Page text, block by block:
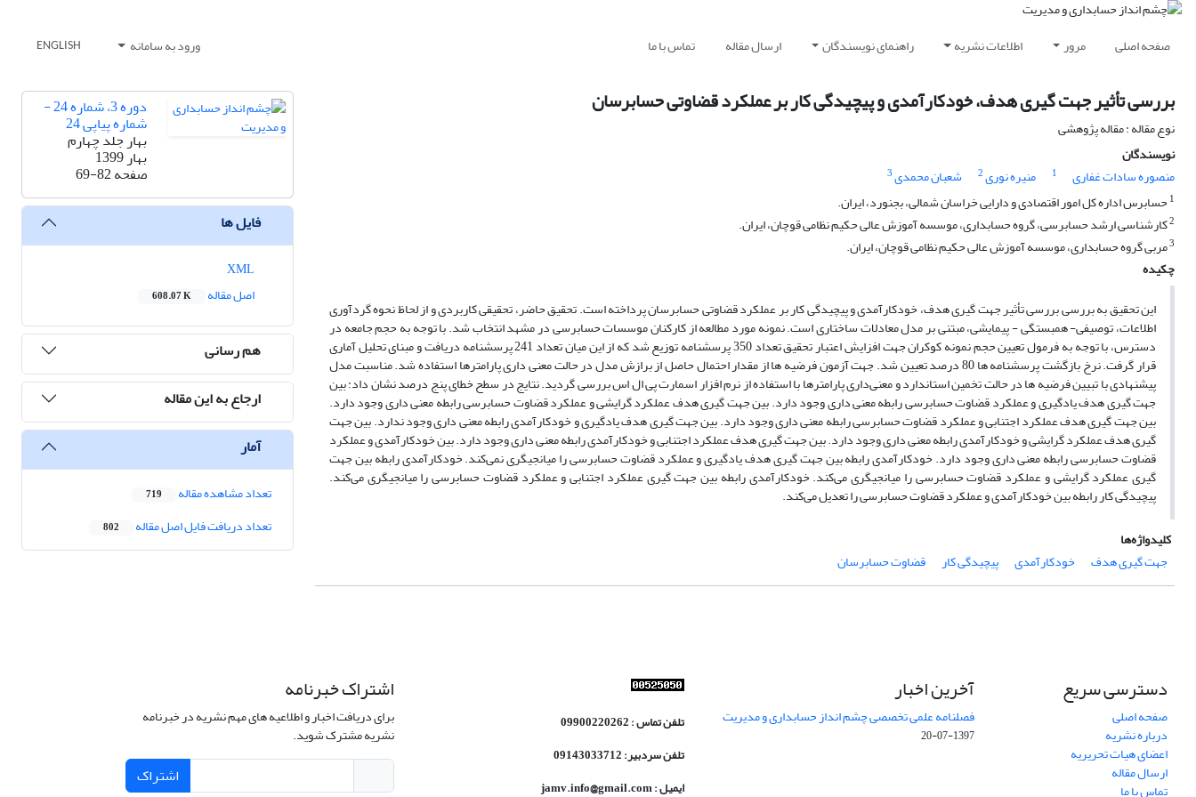
صفحه اصلی مرور اطلاعات نشریه راهنمای نویسندگان ارسال مقاله تماس با ما ورود به سامانه ENGLISH
بررسی تأثیر جهت گیری هدف، خودکارآمدی و پیچیدگی کار بر عملکرد قضاوتی حسابرسان
نوع مقاله : مقاله پژوهشی
نویسندگان
منصوره سادات غفاری
1 منیره نوری2 شعبان محمدی3
1 حسابرس اداره کل امور اقتصادی و دارایی خراسان شمالی، بجنورد، ایران.
2کارشناسی ارشد حسابرسی، گروه حسابداری، موسسه آموزش عالی حکیم نظامی قوچان، ایران.
3مربی گروه حسابداری، موسسه آموزش عالی حکیم نظامی قوچان، ایران.
چکیده
این تحقیق به بررسی بررسی تأثیر جهت گیری هدف، خودکارآمدی و پیچیدگی کار بر عملکرد قضاوتی حسابرسان پرداخته است. تحقیق حاضر، تحقیقی کاربردی و از لحاظ نحوه گردآوری
اطلاعات، توصیفی- همبستگی - پیمایشی، مبتنی بر مدل معادلات ساختاری است. نمونه مورد مطالعه از کارکنان موسسات حسابرسی در مشهد انتخاب شد. با توجه به حجم جامعه در
دسترس، با توجه به فرمول تعیین حجم نمونه کوکران جهت افزایش اعتبار تحقیق تعداد 350 پرسشنامه توزیع شد که از این میان تعداد 241 پرسشنامه دریافت و مبنای تحلیل آماری
قرار گرفت. نرخ بازگشت پرسشنامه ها 80 درصد تعیین شد. جهت آزمون فرضیه ها از مقدار احتمال حاصل از برازش مدل در حالت معنی داری پارامترها استفاده شد. مناسبت مدل
پیشنهادی با تبیین فرضیه ها در حالت تخمین استاندارد و معنی‌داری پارامترها با استفاده از نرم افزار اسمارت پی ال اس بررسی گردید. نتایج در سطح خطای پنج درصد نشان داد: بین
جهت گیری هدف یادگیری و عملکرد قضاوت حسابرسی رابطه معنی داری وجود دارد. بین جهت گیری هدف عملکرد گرایشی و عملکرد قضاوت حسابرسی رابطه معنی داری وجود دارد.
بین جهت گیری هدف عملکرد اجتنابی و عملکرد قضاوت حسابرسی رابطه معنی داری وجود دارد. بین جهت گیری هدف یادگیری و خودکارآمدی رابطه معنی داری وجود ندارد. بین جهت
گیری هدف عملکرد گرایشی و خودکارآمدی رابطه معنی داری وجود دارد. بین جهت گیری هدف عملکرد اجتنابی و خودکارآمدی رابطه معنی داری وجود دارد. بین خودکارآمدی و عملکرد
قضاوت حسابرسی رابطه معنی داری وجود دارد. خودکارآمدی رابطه بین جهت گیری هدف یادگیری و عملکرد قضاوت حسابرسی را میانجیگری نمی‌کند. خودکارآمدی رابطه بین جهت
گیری عملکرد گرایشی و عملکرد قضاوت حسابرسی را میانجیگری می‌کند. خودکارآمدی رابطه بین جهت گیری عملکرد اجتنابی و عملکرد قضاوت حسابرسی را میانجیگری می‌کند.
پیچیدگی کار رابطه بین خودکارآمدی و عملکرد قضاوت حسابرسی را تعدیل می‌کند.
کلیدواژه‌ها
جهت گیری هدف
خودکارآمدی پیچیدگی کار قضاوت حسابرسان
دوره 3، شماره 24 -
شماره پیاپی 24
بهار جلد چهارم
بهار 1399
صفحه69-82
فایل ها
اصل مقاله
608.07 K
هم رسانی
ارجاع به این مقاله
آمار
تعداد مشاهده مقاله 719
تعداد دریافت فایل اصل مقاله 802
دسترسی سریع
صفحه اصلی
درباره نشریه
اعضای هیات تحریریه
ارسال مقاله
تماس با ما
آخرین اخبار
فصلنامه علمی تخصصی چشم انداز حسابداری و مدیریت
1397-07-20
تلفن تماس : 09900220262
تلفن سردبیر: 09143033712
ایمیل : jamv.info@gmail.com
اشتراک خبرنامه
برای دریافت اخبار و اطلاعیه های مهم نشریه در خبرنامه
نشریه مشترک شوید.
اشتراک